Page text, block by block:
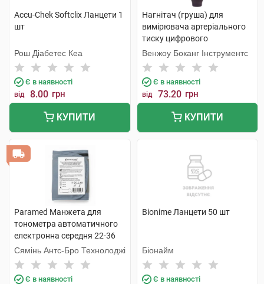
Accu-Chek Softclix Ланцети 1
шт
Рош Діабетес Кеа
Є в наявності
від 8.00 грн
КУПИТИ
Нагнітач (груша) для
вимірювача артеріального
тиску цифрового
напівавтоматичного, колір
сірий 1 шт
Венжоу Боканг Інструментс
Є в наявності
від 73.20 грн
КУПИТИ
Paramed Манжета для
тонометра автоматичного
електронна середня 22-36
см 1 шт
Сямінь Антс-Бро Технолоджі
Є в наявності
Bionime Ланцети 50 шт
Біонайм
Є в наявності